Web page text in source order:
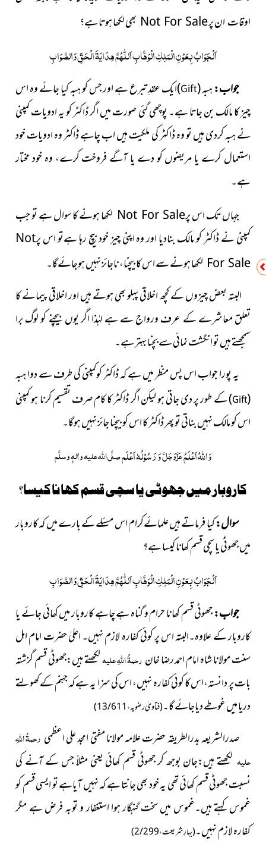
اوقات ان پرNot For Sale بھی لکھا ہوتاہے؟
اَلْجَوَابُ بِعَوْنِ الْمَلِکِ الْوَھَّابِ اَللّٰھُمَّ ھِدَایَۃَ الْحَقِّ وَالصَّوَابِ
جواب:ہبہ(
Gift
)ایک عقدِ تبرعہے اور جس کو ہبہ کیا جائے وہ اس
چیز کا مالک بن جاتا ہے۔ پوچھی گئی صورت میں اگر ڈاکٹر کو یہ ادویات کمپنی
نے ہبہ کردی ہیں تو وہ ڈاکٹر کی ملکیت ہیں اب چاہے ڈاکٹر وہ ادویات خود
استعمال کرے یا مریضوں کو دے یا آگے فروخت کرے، وہ خود مختار
ہے۔
جہاں تکاس پرNot For Sale لکھا ہونےکا سوال ہے تو جب
کمپنی نے ڈاکٹر کو مالک بنادیا اور وہ اپنی چیز خود بیچ رہا ہےتواس پرNot
For Sale لکھا ہونےسے اس کا بیچنا، ناجائز نہیں ہوجائےگا۔
البتہ بعض چیزوں کے کچھ اخلاقی پہلو بھی ہوتے ہیں اور اخلاقیپیمانے کا
تعلق معاشرے کے عرف ورواج سے ہے لہٰذا اگر یوں بیچنے کو لوگ برا
سمجھتے ہیں تو انگشت نمائی سے بچنا بہتر ہے۔
یہ پورا جواب اس پس منظر میں ہے کہ ڈاکٹر کوکمپنی کی طرف سےدوا ہبہ
(
Gift
)کےطور پر دی جاتی ہو لیکن اگر ڈاکٹر کا کام صرف تقسیم کرنا ہو کمپنی
اس کو مالک نہیں بناتی تو پھر ڈاکٹر کا اس کو بیچنا جائز نہیں ہوگا۔
وَاللہُ اَعْلَمُعَزَّوَجَلَّوَ رَسُوْلُہٗ اَعْلَمصلَّی اللہ علیہ واٰلہٖ وسلَّم
کاروبار میں جھوٹی یا سچی قسم کھانا کیسا؟
سوال:کیا فرماتے ہیں علمائےکرام اس مسئلے کے بارے میں کہ کاروبار
میں جھوٹی یا سچی قسم کھانا کیسا ہے؟
اَلْجَوَابُ بِعَوْنِ الْمَلِکِ الْوَھَّابِ اَللّٰھُمَّ ھِدَایَۃَ الْحَقِّ وَالصَّوَابِ
جواب:جھوٹی قسم کھانا حرام و گناہ ہے چاہے کاروبار میں کھائی جائے یا
کاروبار کے علاوہ۔البتہ اس پر کوئی کفارہ لازم نہیں۔ اعلیٰ حضرت امام اہل
سنت مولانا شاہ امام احمد رضا خانرحمۃُ اللہِ علیہلکھتے ہیں:جھوٹی قسم گزشتہ
بات پر دانستہ،اس کا کوئی کفارہ نہیں، اس کی سزا یہ ہے کہ جہنم کے کھولتے
دریا میں غوطے دیاجائے گا۔(فتاویٰ رضویہ،13/611)
صدرالشریعہ بدرالطریقہ حضرت علامہ مولانا مفتی امجد علی اعظمی رحمۃُ اللہِ
علیہ لکھتے ہیں:جان بوجھ کر جھوٹی قسم کھائی یعنی مثلاً جس کے آنے کی
نسبت جھوٹی قسم کھائی تھی یہ خود بھی جانتا ہے کہ نہیں آیاہے تو ایسی قسم کو
غموس کہتے ہیں۔غموس میں سخت گنہگار ہوا استغفار و توبہ فرض ہے مگر
کفارہ لازم نہیں۔(بہارِ شریعت،2/299)